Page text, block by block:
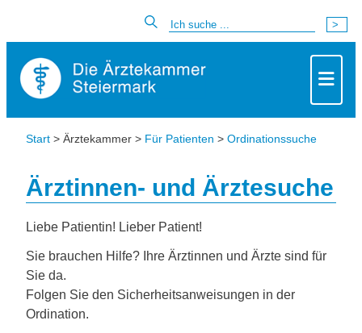
Start > Ärztekammer > Für Patienten > Ordinationssuche
Ärztinnen- und Ärztesuche
Liebe Patientin! Lieber Patient!
Sie brauchen Hilfe? Ihre Ärztinnen und Ärzte sind für
Sie da.
Folgen Sie den Sicherheitsanweisungen in der
Ordination.